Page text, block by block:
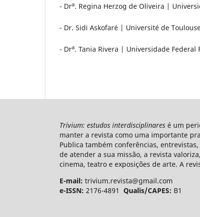
- Dra. Regina Herzog de Oliveira |
- Dr. Sidi Askofaré | Université de
- Dra. Tania Rivera | Universidade Federal
Trivium: estudos interdisciplinares é um
manter a revista como uma importante
Publica também conferências,
de atender a sua missão, a revista
cinema, teatro e exposições de arte. A
E-mail: trivium.revista@gmail.com
e-ISSN: 2176-4891 Qualis/CAPES: B1